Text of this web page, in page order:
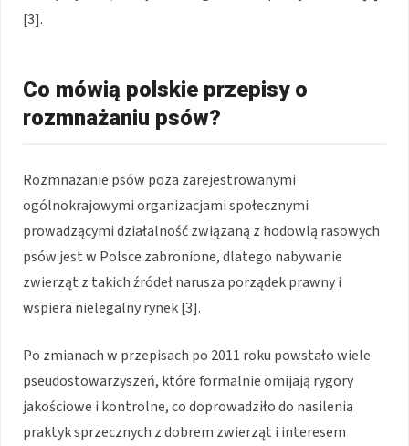
[3].
Co mówią polskie przepisy o
rozmnażaniu psów?
Rozmnażanie psów poza zarejestrowanymi
ogólnokrajowymi organizacjami społecznymi
prowadzącymi działalność związaną z hodowlą rasowych
psów jest w Polsce zabronione, dlatego nabywanie
zwierząt z takich źródeł narusza porządek prawny i
wspiera nielegalny rynek [3].
Po zmianach w przepisach po 2011 roku powstało wiele
pseudostowarzyszeń, które formalnie omijają rygory
jakościowe i kontrolne, co doprowadziło do nasilenia
praktyk sprzecznych z dobrem zwierząt i interesem